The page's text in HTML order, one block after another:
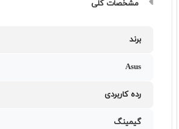
مشخصات کلی
برند
Asus
رده کاربردی
گیمینگ